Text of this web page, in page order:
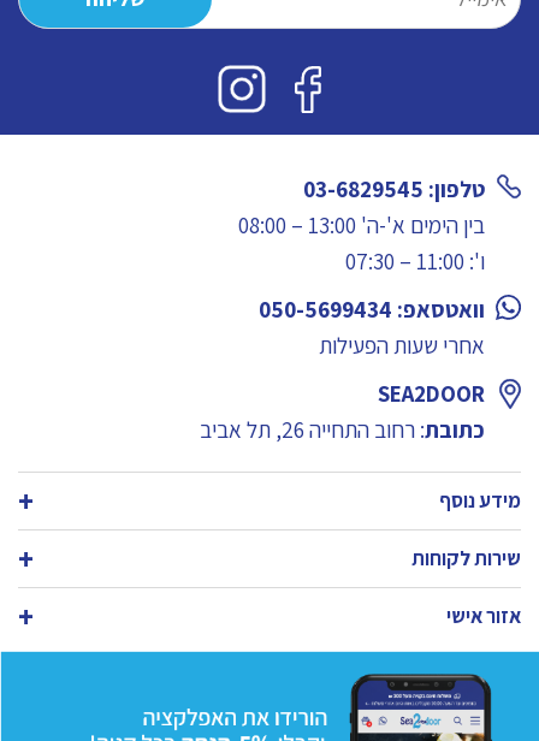
טלפון: 03-6829545
בין הימים א'-ה' 13:00 – 08:00
ו': 11:00 – 07:30
וואטסאפ: 050-5699434
אחרי שעות הפעילות
SEA2DOOR
כתובת: רחוב התחייה 26, תל אביב
מידע נוסף
שירות לקוחות
אזור אישי